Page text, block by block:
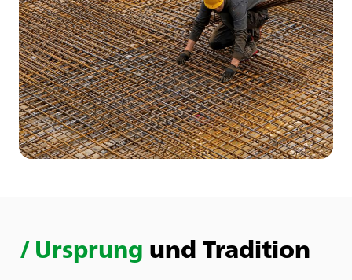
/Ursprungund Tradition